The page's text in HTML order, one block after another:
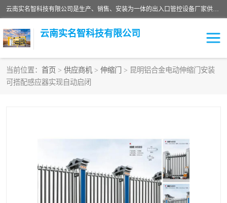
云南实名智科技有限公司是生产、销售、安装为一体的出入口管控设备厂家供应商。主营:电动伸缩门、道闸、广告道闸、重型空降闸、车牌识别、门禁通道、升降柱、岗亭、旗杆等智能设备。主营产品: 电动伸缩门,道闸门禁,车牌识别 生产、销售、安装为一体的出入口管控设备厂家源头供应商。
云南实名智科技有限公司
当前位置： 首页 > 供应商机 > 伸缩门
> 昆明铝合金电动伸缩门安装
可搭配感应器实现自动启闭
车牌识别门系列
通道闸系列
小门系列 伸缩门